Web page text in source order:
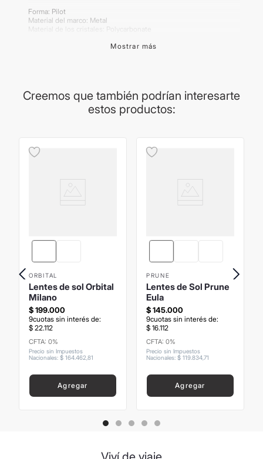
Forma: Pilot
Material del marco: Metal
Material de los cristales: Polycarbonate
Color de los cristales: Gold
Importante:Los productos de lentes poseen garantía de cada
marca. La procedencia del lente puede variar según la producción
del proveedor. Las medidas son brindadas por el proveedor y son
Mostrar más
Creemos que también podrían interesarte
estos productos:
ORBITAL
Lentes de sol Orbital
Milano
$199.000
9cuotas sin interés de:
$ 22.112
CFTA: 0%
Precio sin Impuestos
Nacionales: $ 164462 81
Agregar
PRUNE
Lentes de Sol Prune
Eula
$145.000
9cuotas sin interés de:
$ 16.112
CFTA: 0%
Precio sin Impuestos
Nacionales: $ 11983471
Agregar